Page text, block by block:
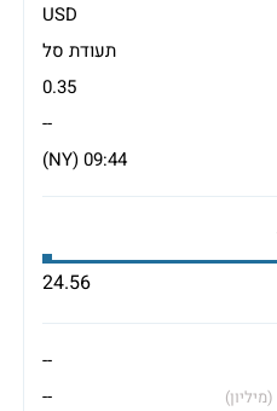
USD
תעודת סל
0.35
--
09:44 (NY)
24.56
--
(מיליון)
--